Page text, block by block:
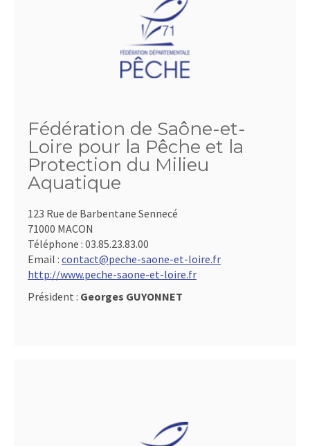
Fédération de Saône-et-
Loire pour la Pêche et la
Protection du Milieu
Aquatique
123 Rue de Barbentane Sennecé
71000 MACON
Téléphone : 03.85.23.83.00
Email : contact@peche-saone-et-loire.fr
http://www.peche-saone-et-loire.fr
Président : Georges GUYONNET